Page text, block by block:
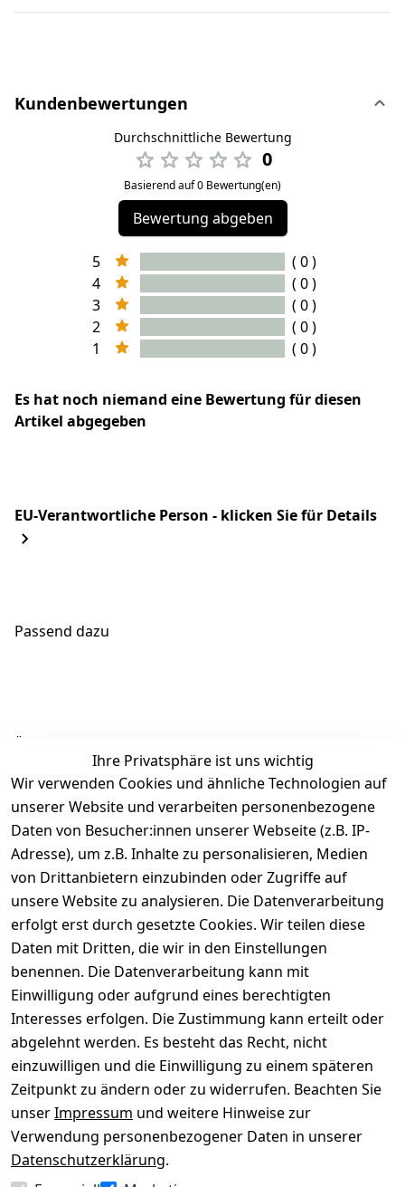
Kundenbewertungen
Durchschnittliche Bewertung
0
Basierend auf 0 Bewertung(en)
Bewertung abgeben
5
( 0 )
4
( 0 )
3
( 0 )
2
( 0 )
1
( 0 )
Es hat noch niemand eine Bewertung für diesen
Artikel abgegeben
EU-Verantwortliche Person - klicken Sie für Details
Passend dazu
Ähnliche Produkte
Ihre Privatsphäre ist uns wichtig
Wir verwenden Cookies und ähnliche Technologien auf
unserer Website und verarbeiten personenbezogene
Daten von Besucher:innen unserer Webseite (z.B. IP-
Adresse), um z.B. Inhalte zu personalisieren, Medien
von Drittanbietern einzubinden oder Zugriffe auf
unsere Website zu analysieren. Die Datenverarbeitung
erfolgt erst durch gesetzte Cookies. Wir teilen diese
Daten mit Dritten, die wir in den Einstellungen
benennen. Die Datenverarbeitung kann mit
Einwilligung oder aufgrund eines berechtigten
Interesses erfolgen. Die Zustimmung kann erteilt oder
abgelehnt werden. Es besteht das Recht, nicht
einzuwilligen und die Einwilligung zu einem späteren
Zeitpunkt zu ändern oder zu widerrufen. Beachten Sie
unserImpressum und weitere Hinweise zur
Verwendung personenbezogener Daten in unserer
Datenschutzerklärung.
Rechtliches
AGB
Impressum
Datenschutze
rklärung
Barrierefreihe
itserklärung
Widerrufsrec
ht
Über uns
Kontakt
Registrieren
Kataloge zum
Download
Pflege &
Kundendienst
Kiefermöbel
Hilfe
Wir
versenden
mit
Zahle
bequem per
Vertrag